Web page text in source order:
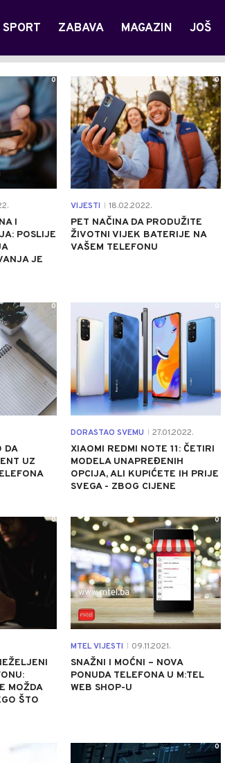
SPORT ZABAVA MAGAZIN JOŠ
I
POSLIJE
JE
0
VIJESTI 18.02.2022.
PET NAČINA DA PRODUŽITE
ŽIVOTNI VIJEK BATERIJE NA
VAŠEM TELEFONU
0
DA
UZ
0
DORASTAO SVEMU 27.01.2022.
XIAOMI REDMI NOTE 11: ČETIRI
MODELA UNAPREĐENIH
OPCIJA, ALI KUPIĆETE IH PRIJE
SVEGA - ZBOG CIJENE
0
MOŽDA
ŠTO
0
MTEL VIJESTI 09.11.2021.
SNAŽNI I MOĆNI – NOVA
PONUDA TELEFONA U M:TEL
WEB SHOP-U
0
0